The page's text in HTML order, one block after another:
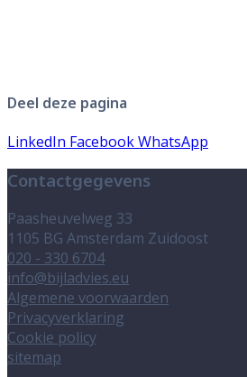
Deel deze pagina
LinkedIn FacebookWhatsApp
Contactgegevens
Paasheuvelweg 33
1105 BG Amsterdam Zuidoost
020 - 330 6704
info@bijladvies.eu
Algemene voorwaarden
Privacyverklaring
Cookie policy
sitemap